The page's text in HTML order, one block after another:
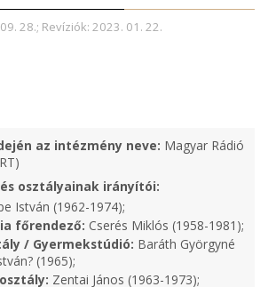
28.; Revíziók: 2023. 01. 22.
az intézmény neve: Magyar Rádió
osztályainak irányítói:
István (1962-1974);
főrendező: Cserés Miklós (1958-1981);
/ Gyermekstúdió: Baráth Györgyné
(1965);
Zentai János (1963-1973);